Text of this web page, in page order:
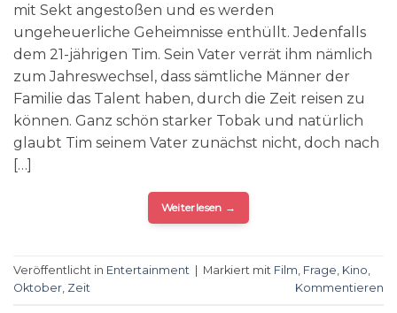
mit Sekt angestoßen und es werden
ungeheuerliche Geheimnisse enthüllt. Jedenfalls
dem 21-jährigen Tim. Sein Vater verrät ihm nämlich
zum Jahreswechsel, dass sämtliche Männer der
Familie das Talent haben, durch die Zeit reisen zu
können. Ganz schön starker Tobak und natürlich
glaubt Tim seinem Vater zunächst nicht, doch nach
[…]
Weiterlesen →
Veröffentlicht in Entertainment Markiert mit Film Frage Kino
Oktober Zeit Kommentieren